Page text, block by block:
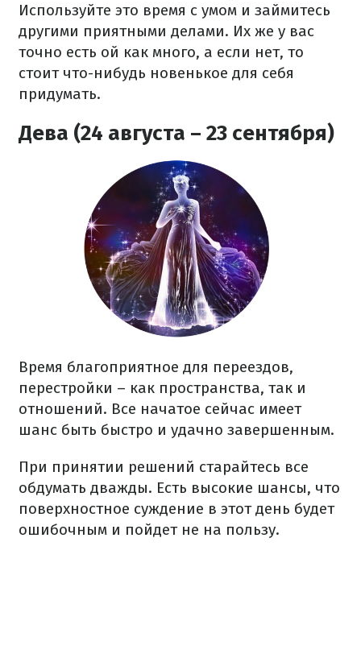
Используйте это время с умом и займитесь
другими приятными делами. Их же у вас
точно есть ой как много, а если нет, то
стоит что-нибудь новенькое для себя
придумать.
Дева (24 августа – 23 сентября)
Время благоприятное для переездов,
перестройки – как пространства, так и
отношений. Все начатое сейчас имеет
шанс быть быстро и удачно завершенным.
При принятии решений старайтесь все
обдумать дважды. Есть высокие шансы, что
поверхностное суждение в этот день будет
ошибочным и пойдет не на пользу.